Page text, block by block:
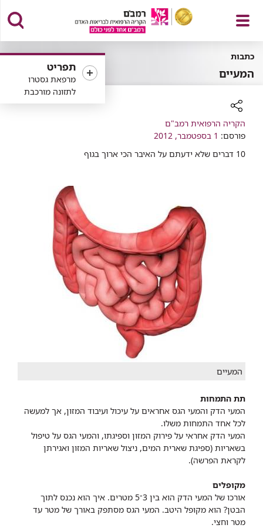
פתח
תפריט
תפריט
מרפאת גסטרו
לתזונה מורכבת
כתבות
המעיים
רכיב
שיתוף
הקריה הרפואית רמב"ם
פורסם: 1 בספטמבר, 2012
10 דברים שלא ידעתם על האיבר הכי ארוך בגוף
המעיים
תת התמחות
המעי הדק והמעי הגס אחראים על עיכול ועיבוד המזון, אך למעשה
לכל אחד התמחות משלו.
המעי הדק אחראי על פירוק המזון וספיגתו, והמעי הגס על טיפול
בשאריות (ספיגת שארית המים, ניצול שאריות המזון ואגירתן
לקראת הפרשה).
מקופלים
אורכו של המעי הדק הוא בין 3־5 מטרים. איך הוא נכנס לתוך
הבטן? הוא מקופל היטב. המעי הגס מסתפק באורך של מטר עד
מטר וחצי.